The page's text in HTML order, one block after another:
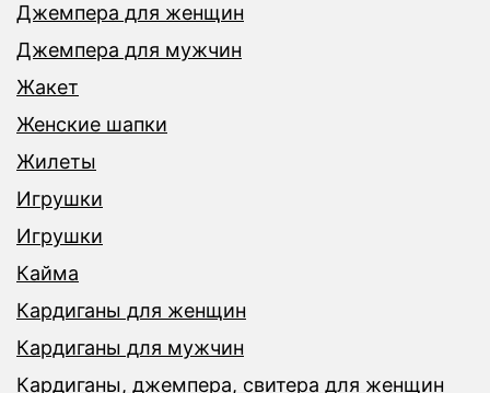
Джемпера для женщин
Джемпера для мужчин
Жакет
Женские шапки
Жилеты
Игрушки
Игрушки
Кайма
Кардиганы для женщин
Кардиганы для мужчин
Кардиганы, джемпера, свитера для женщин